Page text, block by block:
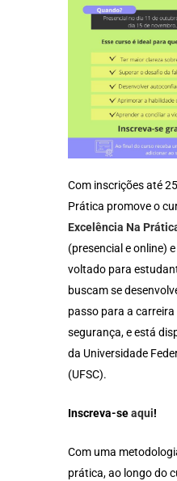
Com inscrições até
Prática promove o
Excelência Na
(presencial e online)
voltado para
buscam se
passo para a
segurança, e está
da Universidade
(UFSC).
Inscreva-seaqui!
Com uma
prática, ao longo do